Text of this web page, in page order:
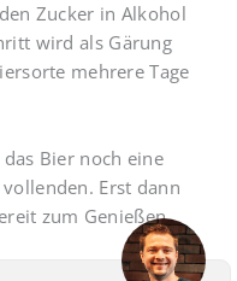
Zucker in Alkohol
wird als Gärung
mehrere Tage
Bier noch eine
Erst dann
zum Genießen.